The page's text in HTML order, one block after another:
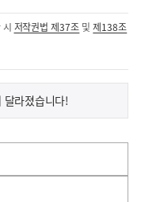
시 저작권법 제37조 및제138조
라졌습니다!